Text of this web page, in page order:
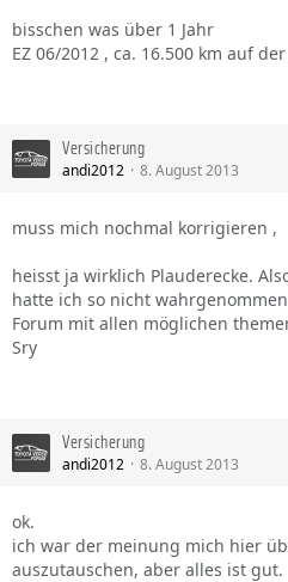
bisschen was über 1 Jahr
EZ 06/2012 , ca. 16.500 km auf
Versicherung
andi2012 8. August 2013
muss mich nochmal korrigieren ,
heisst ja wirklich Plauderecke.
hatte ich so nicht
Forum mit allen möglichen
Sry
Versicherung
andi2012 8. August 2013
ok.
ich war der meinung mich hier
auszutauschen, aber alles ist gut.